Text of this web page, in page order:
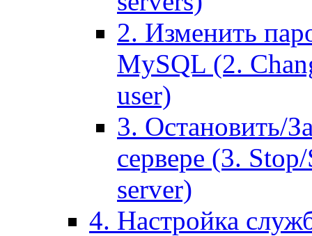
2. Изменить
MySQL (2.
user)
3. Остановить/
сервере (3.
server)
4. Настройка